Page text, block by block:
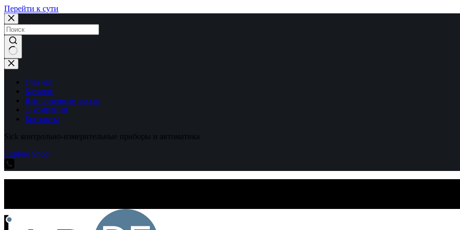
Перейти к сути
Ничего
не
найденоГлавная
Каталог
Выполненные заказы
О компании
Контакты
Sick контрольно-измерительные приборы и автоматика
Explore Shop